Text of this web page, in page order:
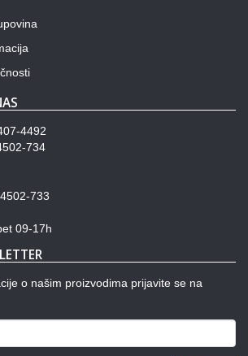
4492
734
733
09-17h
o našim proizvodima prijavite se na